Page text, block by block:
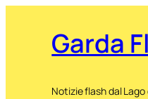
Garda
Notizie flash dal Lago